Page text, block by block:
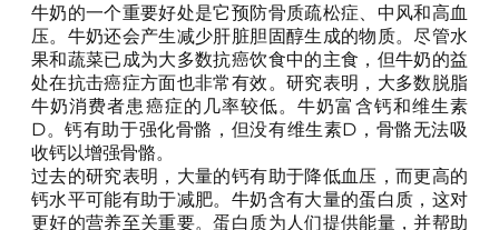
牛奶的一个重要好处是它预防骨质疏松症、中风和高血
压。牛奶还会产生减少肝脏胆固醇生成的物质。尽管水
果和蔬菜已成为大多数抗癌饮食中的主食，但牛奶的益
处在抗击癌症方面也非常有效。研究表明，大多数脱脂
牛奶消费者患癌症的几率较低。牛奶富含钙和维生素
D。钙有助于强化骨骼，但没有维生素D，骨骼无法吸
收钙以增强骨骼。
过去的研究表明，大量的钙有助于降低血压，而更高的
钙水平可能有助于减肥。牛奶含有大量的蛋白质，这对
更好的营养至关重要。蛋白质为人们提供能量，并帮助